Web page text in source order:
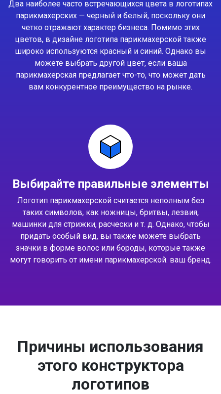
Два наиболее часто встречающихся цвета в логотипах
парикмахерских — черный и белый, поскольку они
четко отражают характер бизнеса. Помимо этих
цветов, в дизайне логотипа парикмахерской также
широко используются красный и синий. Однако вы
можете выбрать другой цвет, если ваша
парикмахерская предлагает что-то, что может дать
вам конкурентное преимущество на рынке.
Выбирайте правильные элементы
Логотип парикмахерской считается неполным без
таких символов, как ножницы, бритвы, лезвия,
машинки для стрижки, расчески и т. д. Однако, чтобы
придать особый вид, вы также можете выбрать
значки в форме волос или бороды, которые также
могут говорить от имени парикмахерской. ваш бренд.
Причины использования
этого конструктора
логотипов